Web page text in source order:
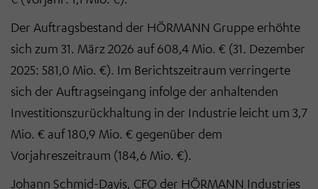
Der Auftragsbestand der HÖRMANN Gruppe erhöhte
sich zum 31. März 2026 auf 608,4 Mio. € (31. Dezember
2025: 581,0 Mio. €). Im Berichtszeitraum verringerte
sich der Auftragseingang infolge der anhaltenden
Investitionszurückhaltung in der Industrie leicht um 3,7
Mio. € auf 180,9 Mio. € gegenüber dem
Vorjahreszeitraum (184,6 Mio. €).
Johann Schmid-Davis, CFO der HÖRMANN Industries